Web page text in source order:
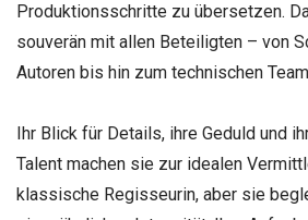
Produktionsschritte zu übersetzen.
souverän mit allen Beteiligten – von
Autoren bis hin zum technischen
Ihr Blick für Details, ihre Geduld und
Talent machen sie zur idealen
klassische Regisseurin, aber sie